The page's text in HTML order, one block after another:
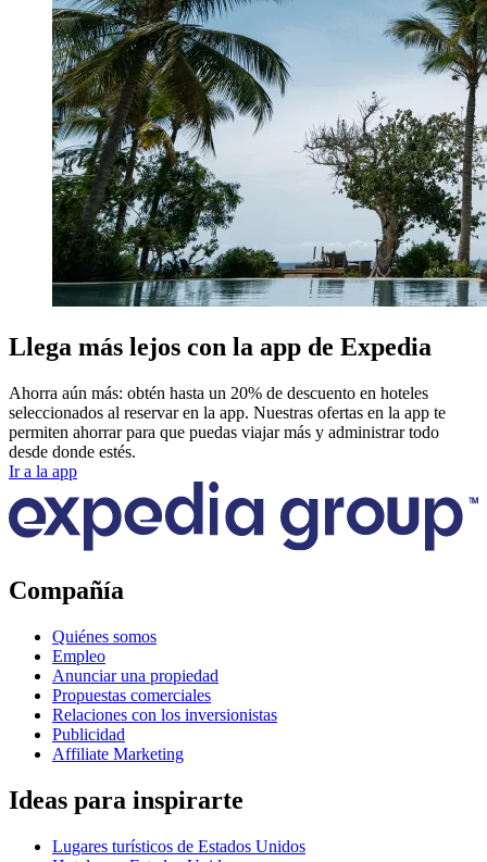
Llega más lejos con la app de Expedia
Ahorra aún más: obtén hasta un 20% de descuento en hoteles
seleccionados al reservar en la app. Nuestras ofertas en la app te
permiten ahorrar para que puedas viajar más y administrar todo
desde donde estés.
Ir a la app
Compañía
Quiénes somos
Empleo
Anunciar una propiedad
Propuestas comerciales
Relaciones con los inversionistas
Publicidad
Affiliate Marketing
Ideas para inspirarte
Lugares turísticos de Estados Unidos